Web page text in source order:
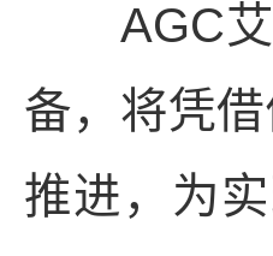
AGC艾
备，将凭
推进，为